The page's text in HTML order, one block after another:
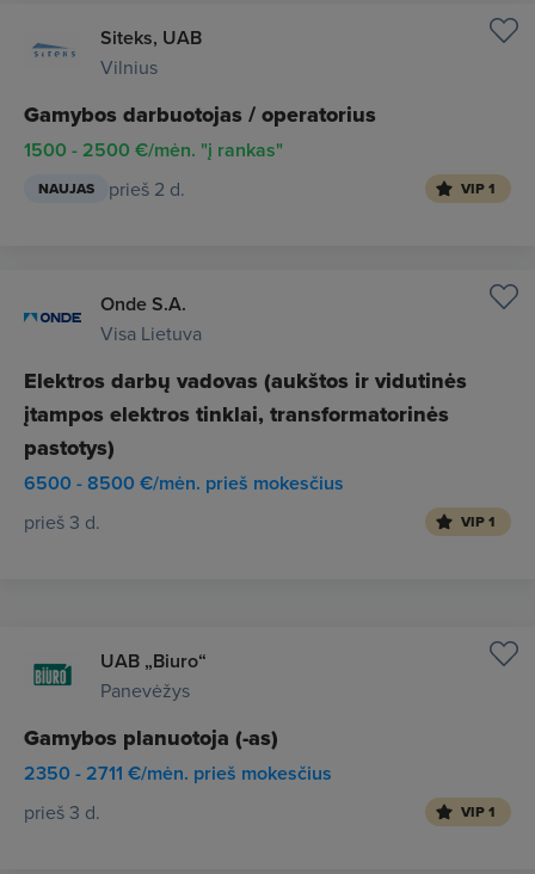
Siteks, UAB
Vilnius
Gamybos darbuotojas / operatorius
1500 - 2500 €/mėn. "į rankas"
NAUJAS prieš 2 d. VIP 1
Onde S.A.
Visa Lietuva
Elektros darbų vadovas (aukštos ir vidutinės
įtampos elektros tinklai, transformatorinės
pastotys)
6500 - 8500 €/mėn. prieš mokesčius
prieš 3 d. VIP 1
UAB „Biuro“
Panevėžys
Gamybos planuotoja (-as)
2350 - 2711 €/mėn. prieš mokesčius
prieš 3 d. VIP 1